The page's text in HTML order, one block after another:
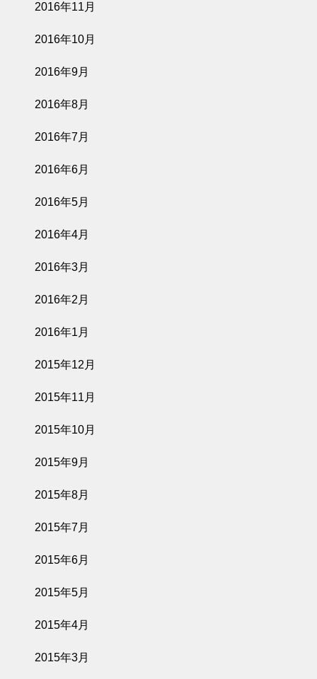
2016年11月
2016年10月
2016年9月
2016年8月
2016年7月
2016年6月
2016年5月
2016年4月
2016年3月
2016年2月
2016年1月
2015年12月
2015年11月
2015年10月
2015年9月
2015年8月
2015年7月
2015年6月
2015年5月
2015年4月
2015年3月